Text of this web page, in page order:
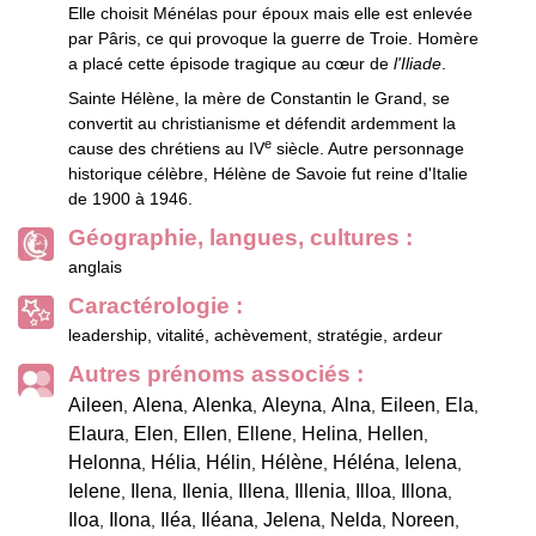
Elle choisit Ménélas pour époux mais elle est enlevée
par Pâris, ce qui provoque la guerre de Troie. Homère
a placé cette épisode tragique au cœur de l'Iliade.
Sainte Hélène, la mère de Constantin le Grand, se
convertit au christianisme et défendit ardemment la
cause des chrétiens au IVe siècle. Autre personnage
historique célèbre, Hélène de Savoie fut reine d'Italie
de 1900 à 1946.
Géographie, langues, cultures :
anglais
Caractérologie :
leadership, vitalité, achèvement, stratégie, ardeur
Autres prénoms associés :
Aileen, Alena, Alenka, Aleyna, Alna, Eileen, Ela,
Elaura, Elen, Ellen, Ellene, Helina, Hellen,
Helonna, Hélia, Hélin, Hélène, Héléna, Ielena,
Ielene, Ilena, Ilenia, Illena, Illenia, Illoa, Illona,
Iloa, Ilona, Iléa, Iléana, Jelena, Nelda, Noreen,